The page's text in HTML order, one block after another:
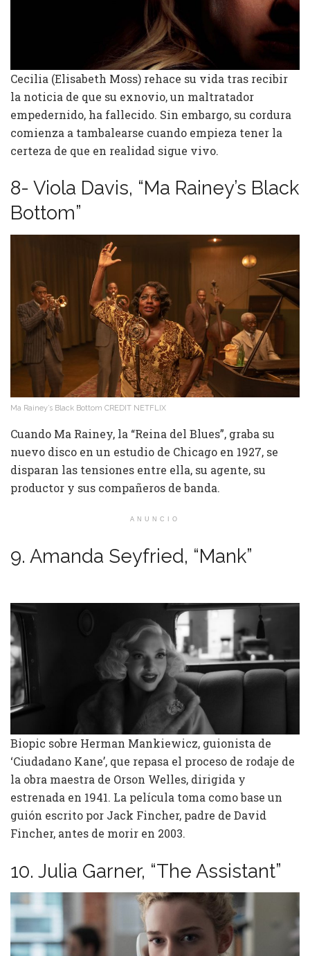
Cecilia (Elisabeth Moss) rehace su vida tras recibir
la noticia de que su exnovio, un maltratador
empedernido, ha fallecido. Sin embargo, su cordura
comienza a tambalearse cuando empieza tener la
certeza de que en realidad sigue vivo.
8- Viola Davis, “Ma Rainey’s Black
Bottom”
Ma Rainey’s Black Bottom CREDIT NETFLIX
Cuando Ma Rainey, la “Reina del Blues”, graba su
nuevo disco en un estudio de Chicago en 1927, se
disparan las tensiones entre ella, su agente, su
productor y sus compañeros de banda.
ANUNCIO
9. Amanda Seyfried, “Mank”
Biopic sobre Herman Mankiewicz, guionista de
‘Ciudadano Kane’, que repasa el proceso de rodaje de
la obra maestra de Orson Welles, dirigida y
estrenada en 1941. La película toma como base un
guión escrito por Jack Fincher, padre de David
Fincher, antes de morir en 2003.
10. Julia Garner, “The Assistant”